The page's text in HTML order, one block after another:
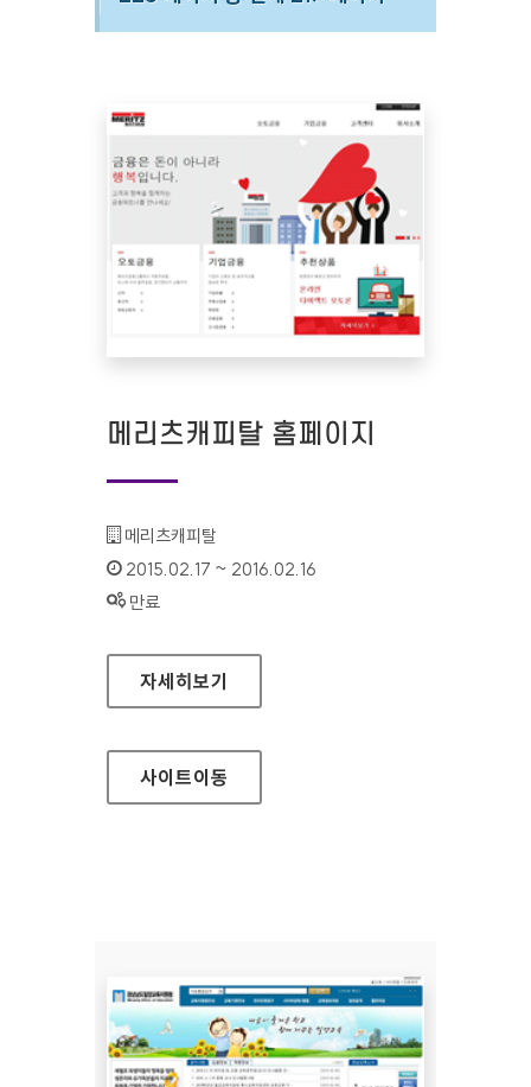
메리츠캐피탈 홈페이지
기관명 :
메리츠캐피탈
인증기간 :
2015.02.17 ~ 2016.02.16
상태 :
만료
메리츠캐피탈 홈페이지
자세히보기
사이트이동